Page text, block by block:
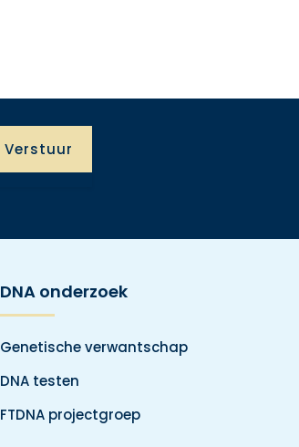
DNA onderzoek
Genetische verwantschap
DNA testen
FTDNA projectgroep